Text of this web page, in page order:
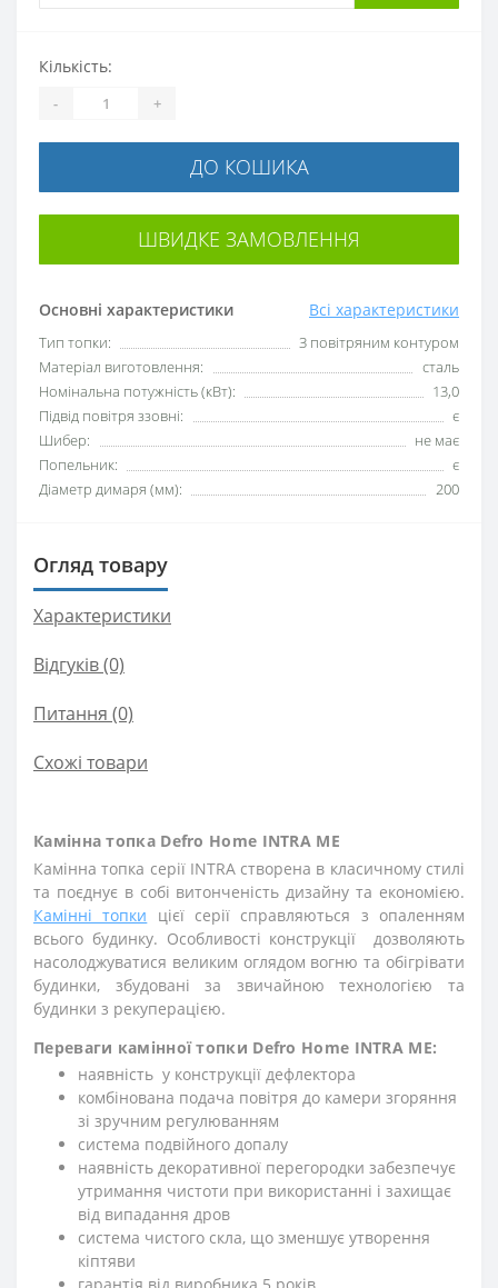
Основні характеристики Всі характеристики
Тип топки:
З повітряним контуром
Матеріал виготовлення:
сталь
Номінальна потужність (кВт):
13,0
Підвід повітря ззовні:
є
Шибер:
не має
Попельник:
є
Діаметр димаря (мм):
200
Кількість:
- +
ДО КОШИКА
ШВИДКЕ ЗАМОВЛЕННЯ
Огляд товару
Характеристики
Відгуків (0)
Питання (0)
Схожі товари
Камінна топка Defro Home INTRA ME
Камінна топка серії INTRA створена в класичному стилі
та поєднує в собі витонченість дизайну та економією.
Камінні топки цієї серії справляються з опаленням
всього будинку. Особливості конструкції дозволяють
насолоджуватися великим оглядом вогню та обігрівати
будинки, збудовані за звичайною технологією та
будинки з рекуперацією.
Переваги камінної топки Defro Home INTRA ME:
наявність у конструкції дефлектора
комбінована подача повітря до камери згоряння
зі зручним регулюванням
система подвійного допалу
наявність декоративної перегородки забезпечує
утримання чистоти при використанні і захищає
від випадання дров
система чистого скла, що зменшує утворення
кіптяви